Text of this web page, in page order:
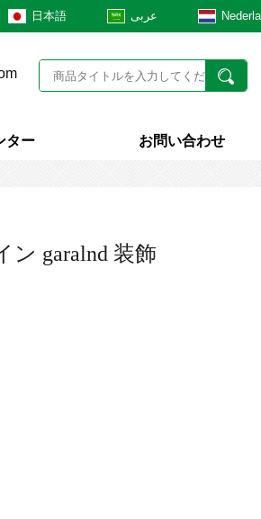
日本語 عربى
ター お問い合わせ
ン garalnd 装飾